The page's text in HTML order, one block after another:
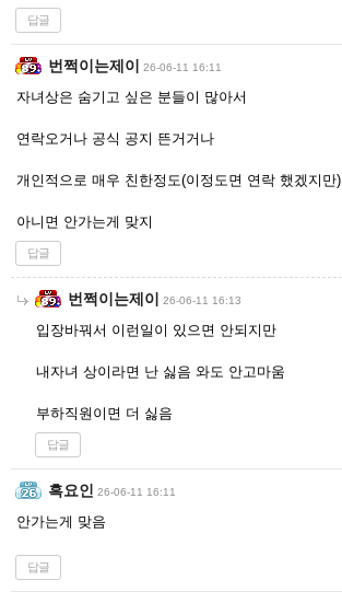
답글
번쩍이는제이 26-06-11 16:11
자녀상은 숨기고 싶은 분들이 많아서
연락오거나 공식 공지 뜬거거나
개인적으로 매우 친한정도(이정도면 연락 했겠지만)
아니면 안가는게 맞지
답글
번쩍이는제이 26-06-11 16:13
입장바꿔서 이런일이 있으면 안되지만
내자녀 상이라면 난 싫음 와도 안고마움
부하직원이면 더 싫음
답글
흑요인 26-06-11 16:11
안가는게 맞음
답글